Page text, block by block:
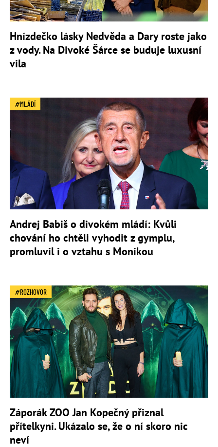
Hnízdečko lásky Nedvěda a Dary roste jako
z vody. Na Divoké Šárce se buduje luxusní
vila
MLÁDÍ
Andrej Babiš o divokém mládí: Kvůli
chování ho chtěli vyhodit z gymplu,
promluvil i o vztahu s Monikou
ROZHOVOR
Záporák ZOO Jan Kopečný přiznal
přítelkyni. Ukázalo se, že o ní skoro nic
neví